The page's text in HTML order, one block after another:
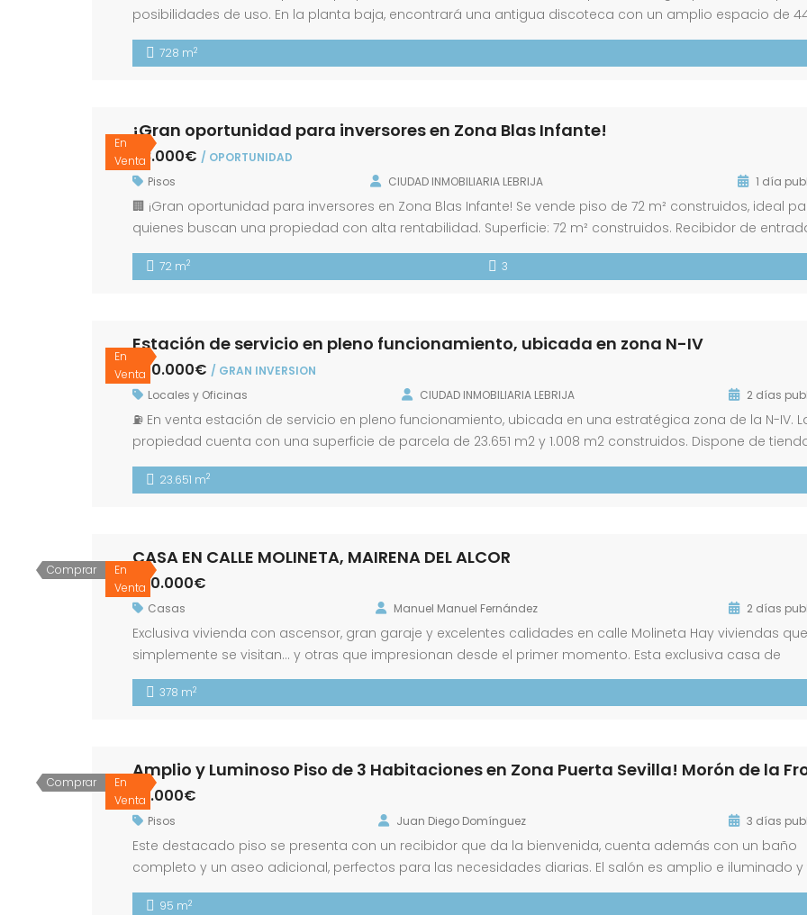
posibilidades de uso. En la planta baja, encontrará una antigua discoteca con un amplio espacio de
metros cuadrados, ideal para reformar y adaptar a nuevas necesidades comerciales o recreativas.
Además, en la planta superior hay una magnífica vivienda de 123 […]
728 m2
En
Venta
¡Gran oportunidad para inversores en Zona Blas Infante!
48.000€ / OPORTUNIDAD
Pisos
CIUDAD INMOBILIARIA LEBRIJA 1 día
🏢 ¡Gran oportunidad para inversores en Zona Blas Infante! Se vende piso de 72 m² construidos, ideal
quienes buscan una propiedad con alta rentabilidad. Superficie: 72 m² construidos. Recibidor de
Salón amplio y luminoso con agradables vistas. Cocina independiente con lavadero. 3 dormitorios. 1
completo. Ideal para inversores: El piso se encuentra […]
72 m2 3
En
Venta
Estación de servicio en pleno funcionamiento, ubicada en zona N-IV
700.000€ / GRAN INVERSION
Locales y Oficinas
CIUDAD INMOBILIARIA LEBRIJA 2 días
⛽ En venta estación de servicio en pleno funcionamiento, ubicada en una estratégica zona de la N-IV.
propiedad cuenta con una superficie de parcela de 23.651 m2 y 1.008 m2 construidos. Dispone de
restaurante con amplia barra, cocina totalmente equipada y dos espaciosos comedores. Además,
aseos tanto en el interior de la […]
23.651 m2
En
Venta
Comprar
CASA EN CALLE MOLINETA, MAIRENA DEL ALCOR
370.000€
Casas Manuel Manuel Fernández 2 días
Exclusiva vivienda con ascensor, gran garaje y excelentes calidades en calle Molineta Hay viviendas que
simplemente se visitan… y otras que impresionan desde el primer momento. Esta exclusiva casa de
construcción propia es una de ellas. Ubicada en la zona de calle Molineta, disfrutará de la tranquilidad
entorno con todos los servicios y el […]
378 m2
En
Venta
Comprar
95.000€
Pisos Juan Diego Domínguez 3 días
Este destacado piso se presenta con un recibidor que da la bienvenida, cuenta además con un baño
completo y un aseo adicional, perfectos para las necesidades diarias. El salón es amplio e iluminado y
acceso a una terraza adyacente permite disfrutar del aire libre desde el propio salón y uno de los
dormitorios. Cuenta […]
95 m2